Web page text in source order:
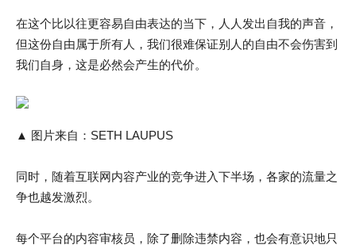
在这个比以往更容易自由表达的当下，人人发出自我的声音，
但这份自由属于所有人，我们很难保证别人的自由不会伤害到
我们自身，这是必然会产生的代价。
▲ 图片来自：SETH LAUPUS
同时，随着互联网内容产业的竞争进入下半场，各家的流量之
争也越发激烈。
每个平台的内容审核员，除了删除违禁内容，也会有意识地只